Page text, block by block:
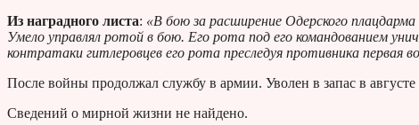
Из наградного листа: «В бою за расширение Одерского
Умело управлял ротой в бою. Его рота под его командованием
контратаки гитлеровцев его рота преследуя противника
После войны продолжал службу в армии. Уволен в запас в
Сведений о мирной жизни не найдено.